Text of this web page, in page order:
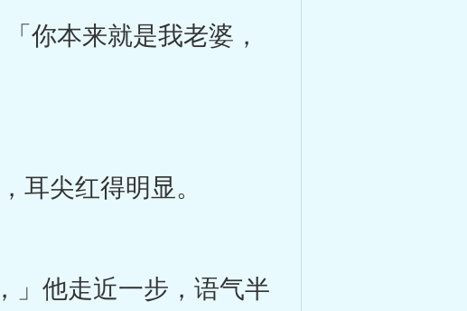
你本来就是我老婆，
尖红得明显。
他走近一步，语气半